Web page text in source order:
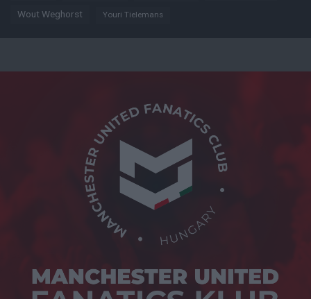
Wout Weghorst Youri Tielemans